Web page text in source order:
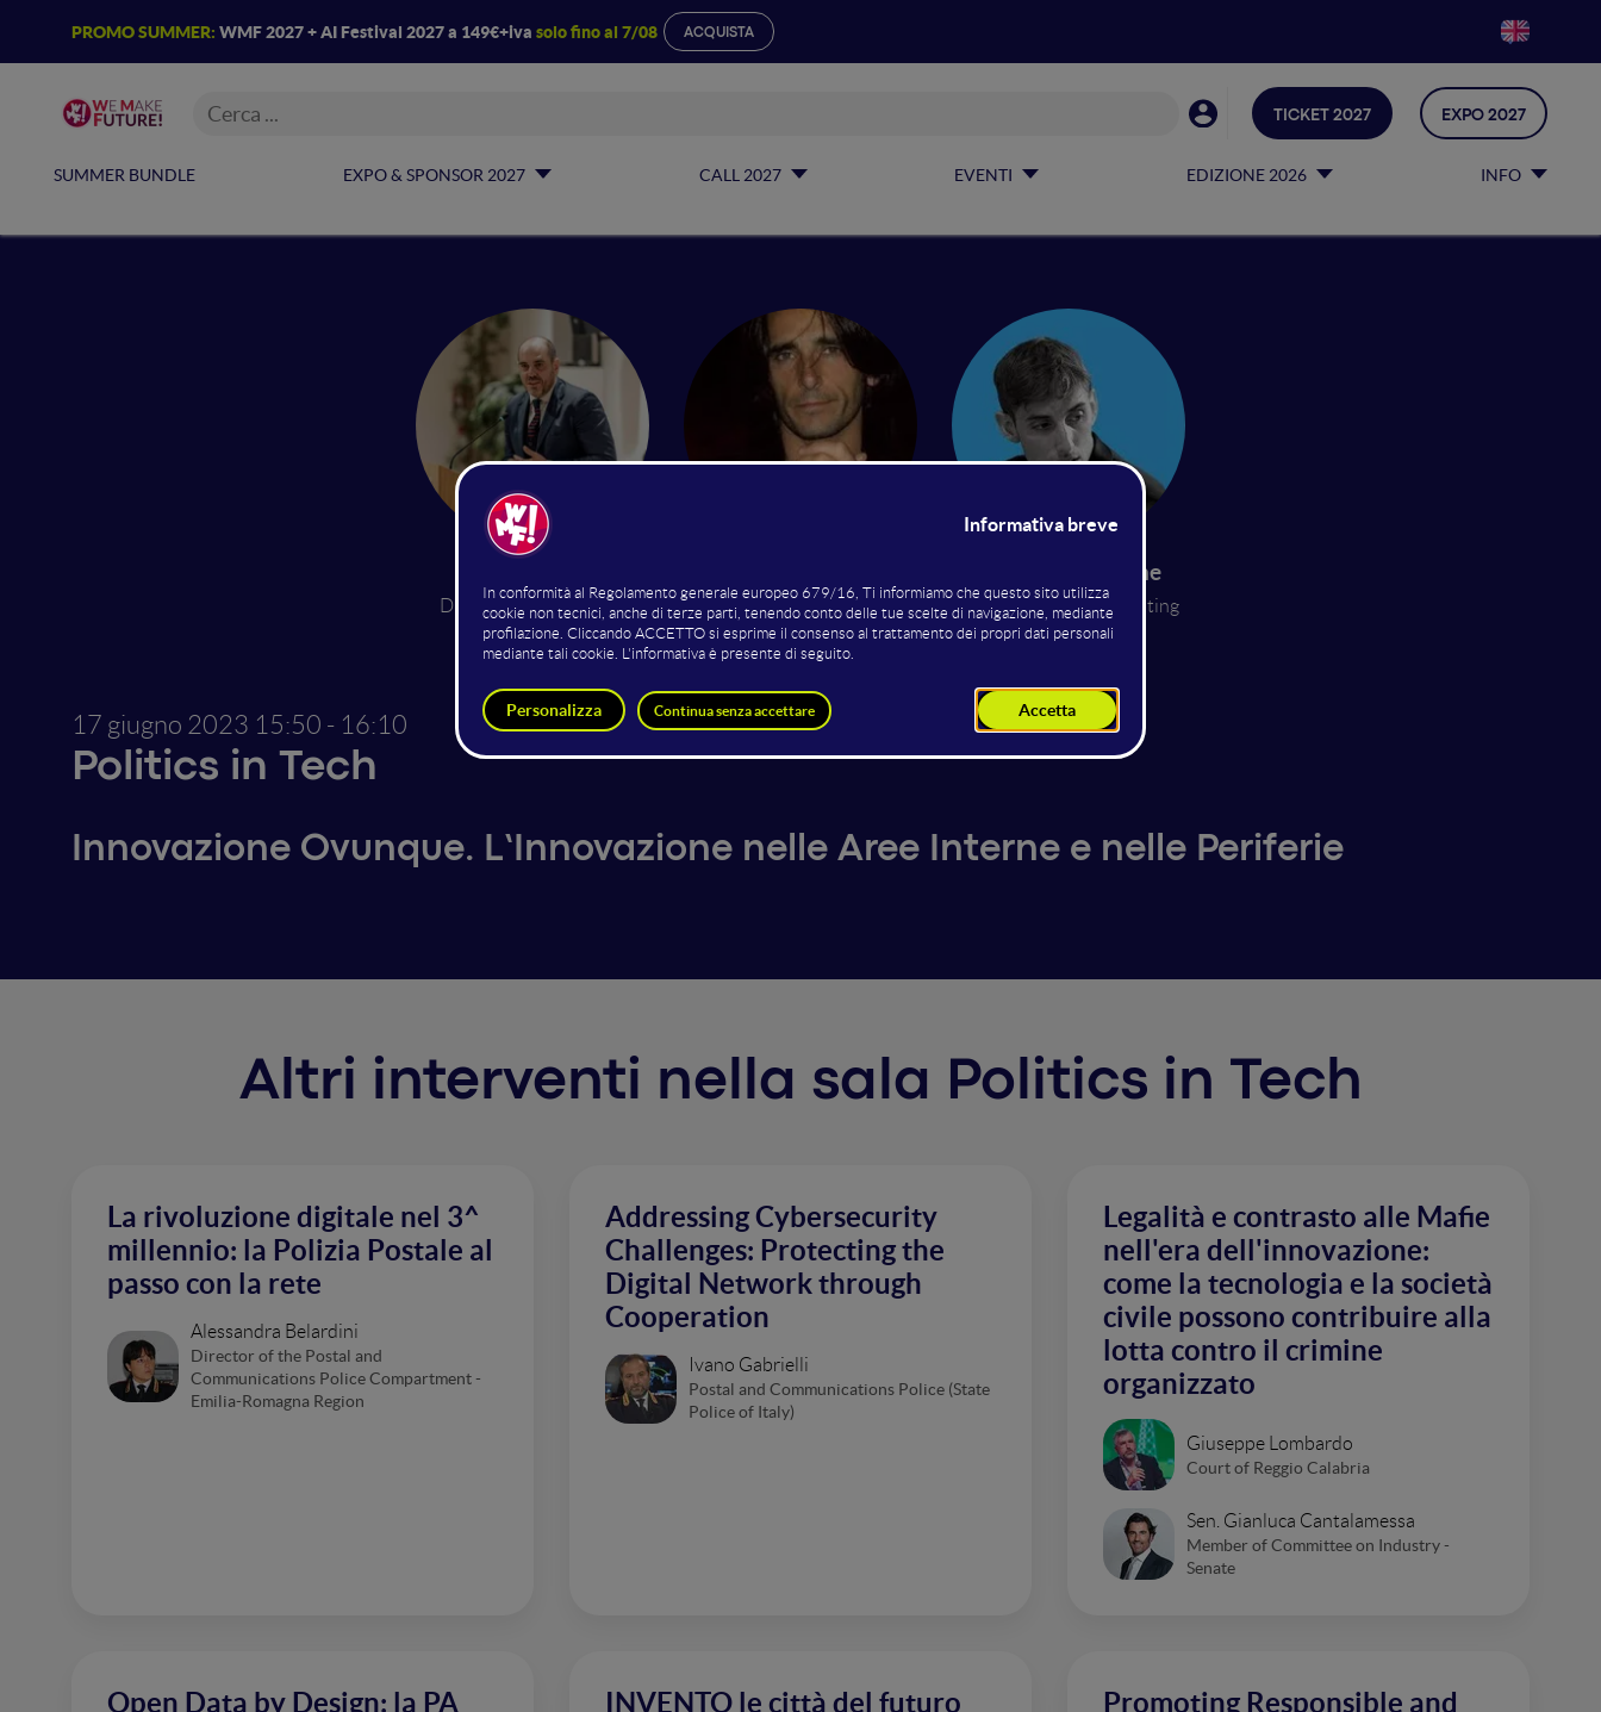
PROMO SUMMER: WMF 2027 + AI Festival 2027 a 149€+iva solo fino al 7/08 ACQUISTA
SUMMER BUNDLE EXPO & SPONSOR 2027 CALL 2027 EVENTI EDIZIONE 2026 INFO
TICKET 2027 EXPO 2027
Director - CTE SICURA
CEO - Camera203 e Docente di
Digital Marketing - Università di
Pescara
Riccardo Cicerone
CEO di Saturno Consulting
17 giugno 2023 15:50 - 16:10
Politics in Tech
Innovazione Ovunque. L’Innovazione nelle Aree Interne e nelle Periferie
Altri interventi nella sala Politics in Tech
La rivoluzione digitale nel 3^
millennio: la Polizia Postale al
passo con la rete
Alessandra Belardini
Director of the Postal and
Communications Police Compartment -
Emilia-Romagna Region
Addressing Cybersecurity
Challenges: Protecting the
Digital Network through
Cooperation
Ivano Gabrielli
Postal and Communications Police (State
Police of Italy)
Legalità e contrasto alle Mafie
nell'era dell'innovazione:
come la tecnologia e la società
civile possono contribuire alla
lotta contro il crimine
organizzato
Giuseppe Lombardo
Court of Reggio Calabria
Sen. Gianluca Cantalamessa
Member of Committee on Industry -
Senate
Open Data by Design: la PA
INVENTO le città del futuro
Promoting Responsible and